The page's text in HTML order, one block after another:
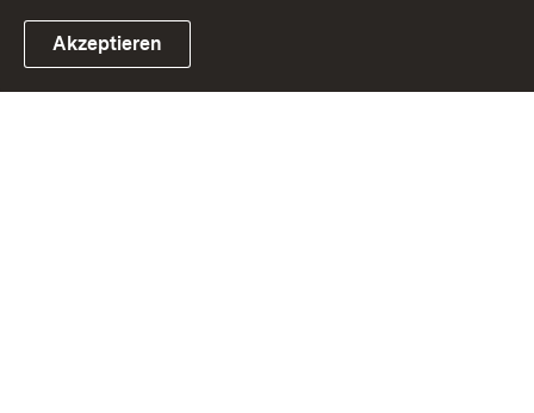
Akzeptieren